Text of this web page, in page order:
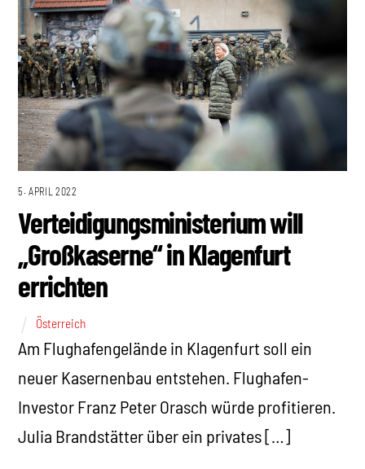
5. APRIL 2022
Verteidigungsministerium will
„Großkaserne“ in Klagenfurt
errichten
Österreich
Am Flughafengelände in Klagenfurt soll ein
neuer Kasernenbau entstehen. Flughafen-
Investor Franz Peter Orasch würde profitieren.
Julia Brandstätter über ein privates […]